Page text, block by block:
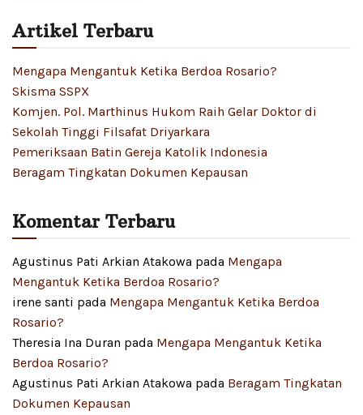
Artikel Terbaru
Mengapa Mengantuk Ketika Berdoa Rosario?
Skisma SSPX
Komjen. Pol. Marthinus Hukom Raih Gelar Doktor di
Sekolah Tinggi Filsafat Driyarkara
Pemeriksaan Batin Gereja Katolik Indonesia
Beragam Tingkatan Dokumen Kepausan
Komentar Terbaru
Agustinus Pati Arkian Atakowa pada Mengapa
Mengantuk Ketika Berdoa Rosario?
irene santi pada Mengapa Mengantuk Ketika Berdoa
Rosario?
Theresia Ina Duran pada Mengapa Mengantuk Ketika
Berdoa Rosario?
Agustinus Pati Arkian Atakowa pada Beragam Tingkatan
Dokumen Kepausan